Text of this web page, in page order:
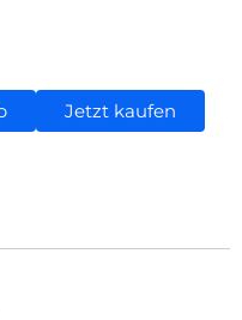
Jetzt kaufen